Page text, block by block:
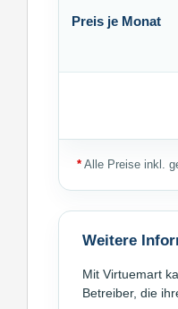
Preis je Monat
* Alle Preise inkl.
Weitere
Mit Virtuemart
Betreiber, die